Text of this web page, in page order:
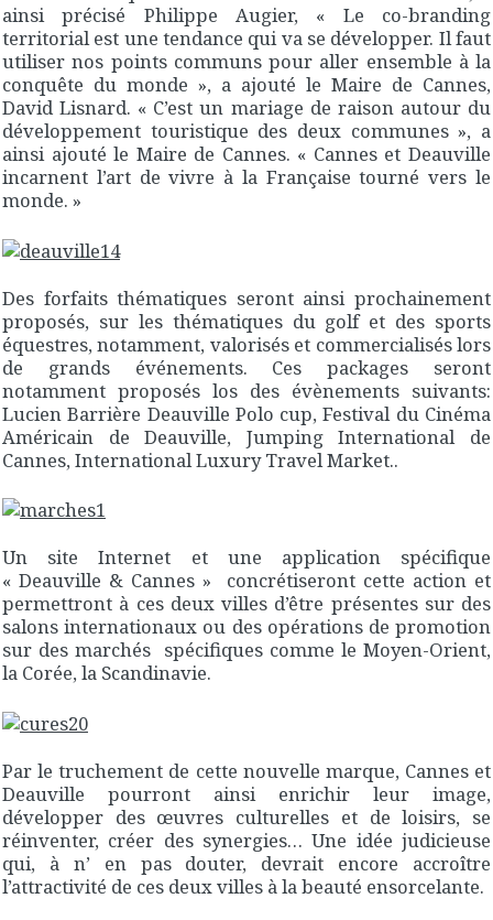
ainsi précisé Philippe Augier, « Le co-branding
territorial est une tendance qui va se développer. Il faut
utiliser nos points communs pour aller ensemble à la
conquête du monde », a ajouté le Maire de Cannes,
David Lisnard. « C’est un mariage de raison autour du
développement touristique des deux communes », a
ainsi ajouté le Maire de Cannes. « Cannes et Deauville
incarnent l’art de vivre à la Française tourné vers le
monde. »
Des forfaits thématiques seront ainsi prochainement
proposés, sur les thématiques du golf et des sports
équestres, notamment, valorisés et commercialisés lors
de grands événements. Ces packages seront
notamment proposés los des évènements suivants:
Lucien Barrière Deauville Polo cup, Festival du Cinéma
Américain de Deauville, Jumping International de
Cannes, International Luxury Travel Market..
Un site Internet et une application spécifique
« Deauville & Cannes » concrétiseront cette action et
permettront à ces deux villes d’être présentes sur des
salons internationaux ou des opérations de promotion
sur des marchés spécifiques comme le Moyen-Orient,
la Corée, la Scandinavie.
Par le truchement de cette nouvelle marque, Cannes et
Deauville pourront ainsi enrichir leur image,
développer des œuvres culturelles et de loisirs, se
réinventer, créer des synergies… Une idée judicieuse
qui, à n’ en pas douter, devrait encore accroître
l’attractivité de ces deux villes à la beauté ensorcelante.